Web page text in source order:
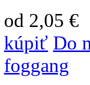
od 2,05 €
kúpiť Do
foggang